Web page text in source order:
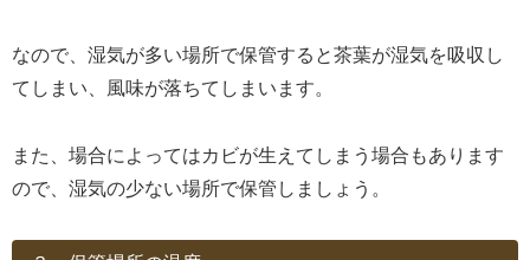
なので、湿気が多い場所で保管すると茶葉が湿気を吸収し
てしまい、風味が落ちてしまいます。
また、場合によってはカビが生えてしまう場合もあります
ので、湿気の少ない場所で保管しましょう。